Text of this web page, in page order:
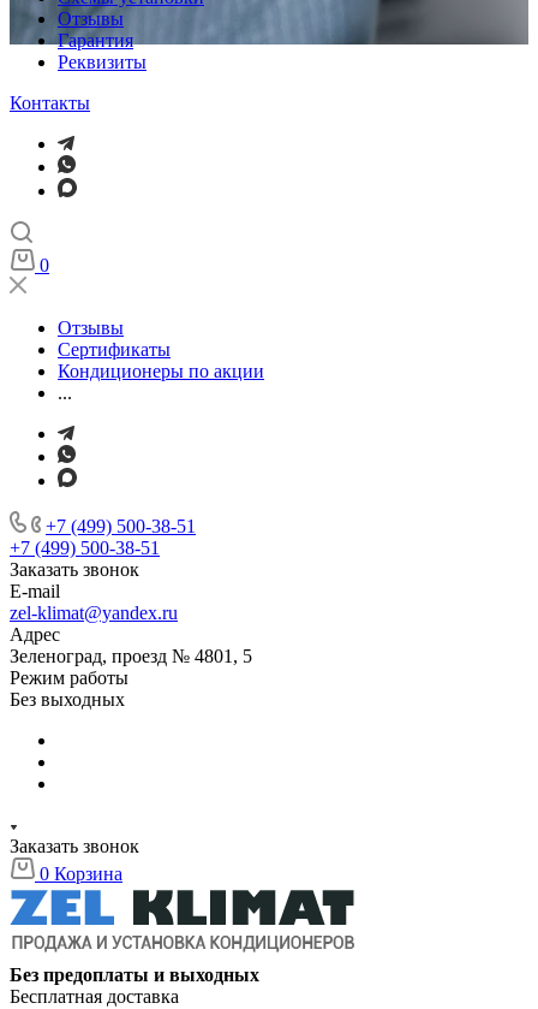
Отзывы
Гарантия
Реквизиты
Контакты
0
Отзывы
Сертификаты
Кондиционеры по акции
...
+7 (499) 500-38-51
+7 (499) 500-38-51
Заказать звонок
E-mail
zel-klimat@yandex.ru
Адрес
Зеленоград, проезд № 4801, 5
Режим работы
Без выходных
Заказать звонок
0 Корзина
Без предоплаты и выходных
Бесплатная доставка